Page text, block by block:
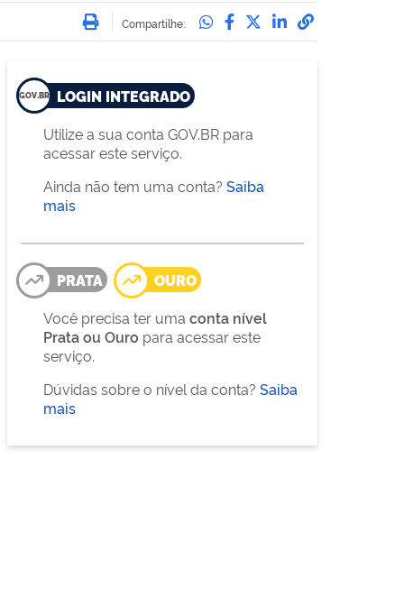
Imprimir
Compartilhe: Compartilhe no
Compartilhe no
Compartilhe no
Compartilhe
LOGIN INTEGRADO
Utilize a sua conta GOV.BR para
acessar este serviço.
Ainda não tem uma conta? Saiba
mais
PRATA
OURO
Você precisa ter uma conta nível
Prata ou Ouro para acessar este
serviço.
Dúvidas sobre o nível da conta? Saiba
mais